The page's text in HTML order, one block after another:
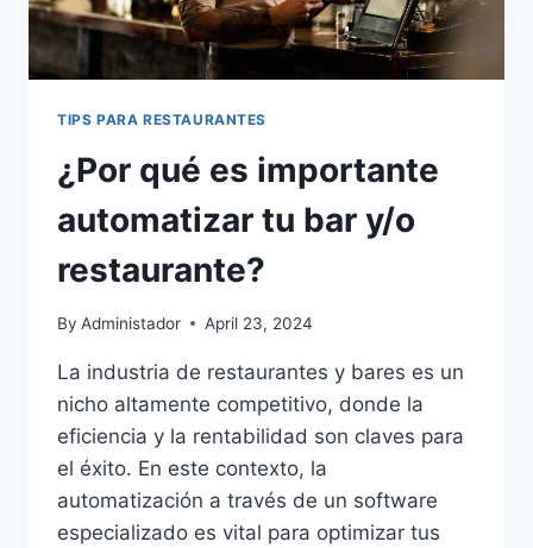
TIPS PARA RESTAURANTES
¿Por qué es importante
automatizar tu bar y/o
restaurante?
By Administador April 23, 2024
La industria de restaurantes y bares es un
nicho altamente competitivo, donde la
eficiencia y la rentabilidad son claves para
el éxito. En este contexto, la
automatización a través de un software
especializado es vital para optimizar tus